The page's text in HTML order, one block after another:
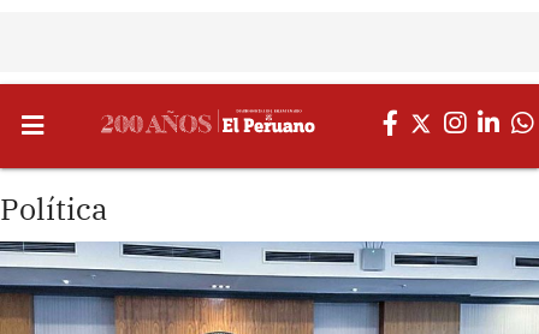
Política